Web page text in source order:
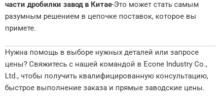
части дробилки завод в Китае-Это может стать самым
разумным решением в цепочке поставок, которое вы
примете.
Нужна помощь в выборе нужных деталей или запросе
цены? Свяжитесь с нашей командой в Econe Industry Co.,
Ltd., чтобы получить квалифицированную консультацию,
быстрое выполнение заказа и прямые заводские цены.